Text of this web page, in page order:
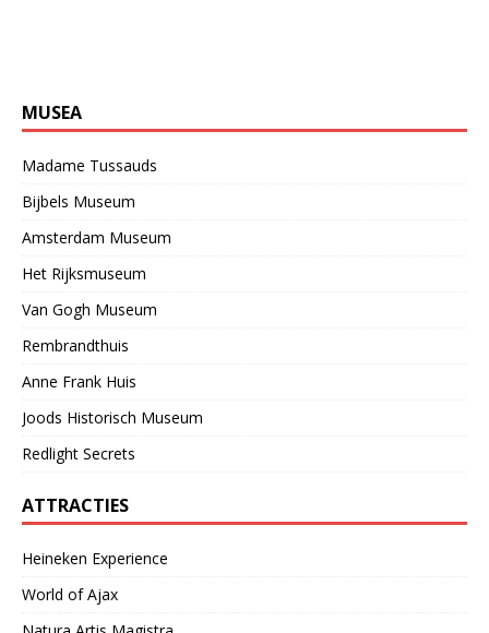
MUSEA
Madame Tussauds
Bijbels Museum
Amsterdam Museum
Het Rijksmuseum
Van Gogh Museum
Rembrandthuis
Anne Frank Huis
Joods Historisch Museum
Redlight Secrets
ATTRACTIES
Heineken Experience
World of Ajax